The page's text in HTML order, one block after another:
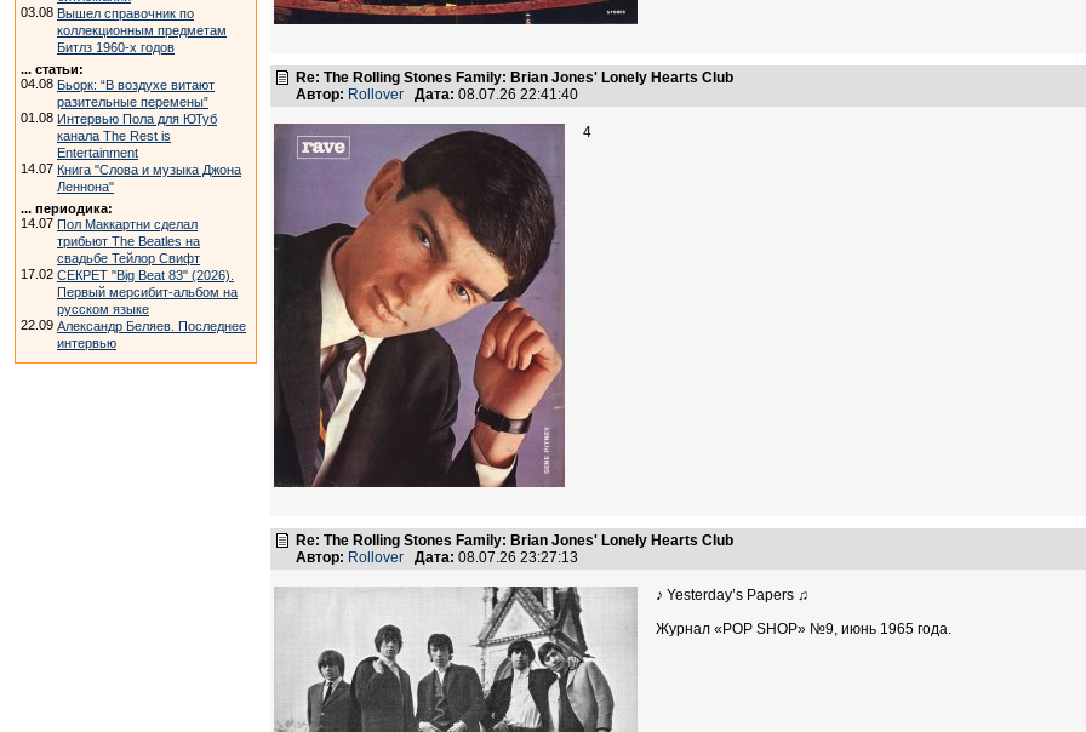
03.08 Вышел справочник по
коллекционным предметам
Битлз 1960-х годов
... статьи:
04.08 Бьорк: “В воздухе витают
разительные перемены”
01.08 Интервью Пола для ЮТуб
канала The Rest is
Entertainment
14.07 Книга "Слова и музыка Джона
Леннона"
... периодика:
14.07 Пол Маккартни сделал
трибьют The Beatles на
свадьбе Тейлор Свифт
17.02 СЕКРЕТ "Big Beat 83" (2026).
Первый мерсибит-альбом на
русском языке
22.09 Александр Беляев. Последнее
интервью
Re: The Rolling Stones Family: Brian Jones' Lonely Hearts Club
Автор: Rollover Дата: 08.07.26 22:41:40
4
Re: The Rolling Stones Family: Brian Jones' Lonely Hearts Club
Автор: Rollover Дата: 08.07.26 23:27:13
♪ Yesterday’s Papers ♫
Журнал «POP SHOP» №9, июнь 1965 года.